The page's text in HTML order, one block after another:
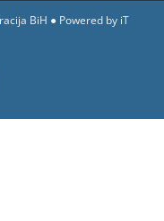
BiH ● Powered by iT